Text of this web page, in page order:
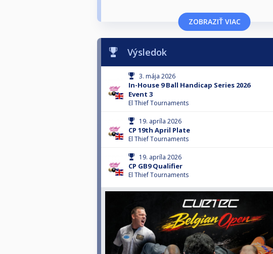
ZOBRAZIŤ VIAC
Výsledok
3. mája 2026
In-House 9 Ball Handicap Series 2026
Event 3
El Thief Tournaments
19. apríla 2026
CP 19th April Plate
El Thief Tournaments
19. apríla 2026
CP GB9 Qualifier
El Thief Tournaments